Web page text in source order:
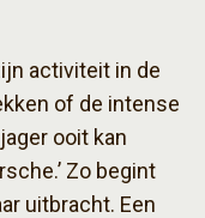
activiteit in de
of de intense
ooit kan
Zo begint
uitbracht. Een